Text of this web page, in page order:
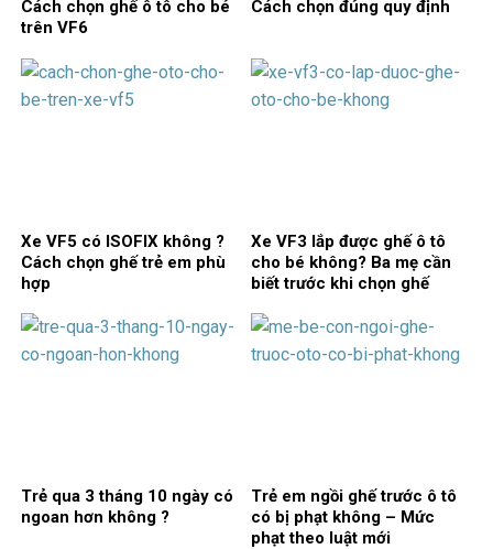
Cách chọn ghế ô tô cho bé
trên VF6
Cách chọn đúng quy định
Xe VF5 có ISOFIX không ?
Cách chọn ghế trẻ em phù
hợp
Xe VF3 lắp được ghế ô tô
cho bé không? Ba mẹ cần
biết trước khi chọn ghế
Trẻ qua 3 tháng 10 ngày có
ngoan hơn không ?
Trẻ em ngồi ghế trước ô tô
có bị phạt không – Mức
phạt theo luật mới